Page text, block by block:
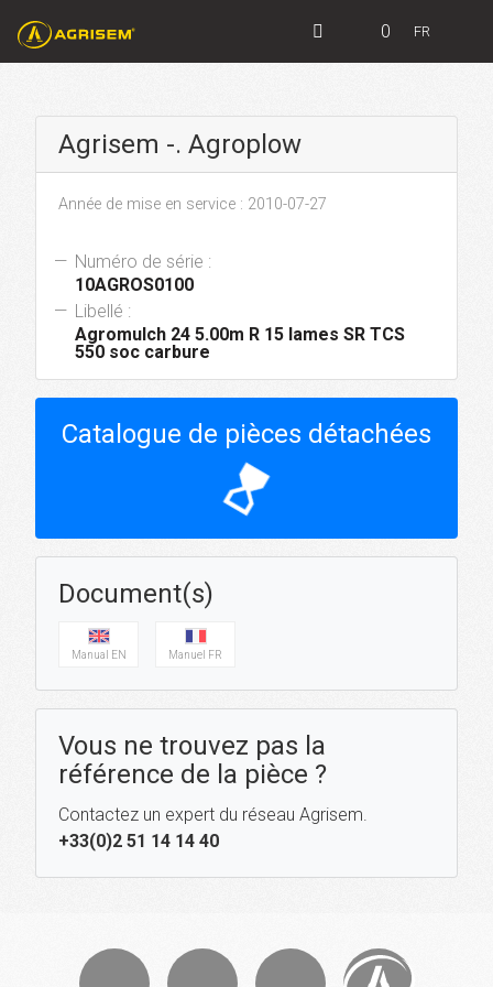
0 FR
Agrisem -. Agroplow
Année de mise en service : 2010-07-27
Numéro de série :
10AGROS0100
Libellé :
Agromulch 24 5.00m R 15 lames SR TCS
550 soc carbure
Catalogue de pièces détachées
hourglass_top
Document(s)
Manual EN Manuel FR
Vous ne trouvez pas la
référence de la pièce ?
Contactez un expert du réseau Agrisem.
+33(0)2 51 14 14 40